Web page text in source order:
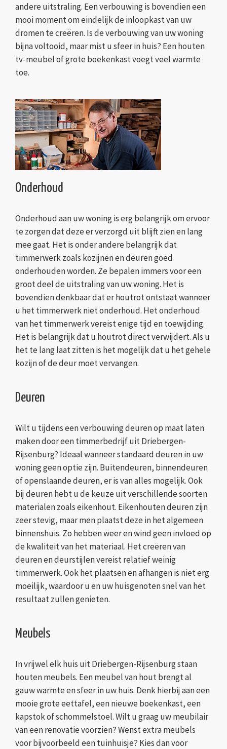
andere uitstraling. Een verbouwing is bovendien een
mooi moment om eindelijk de inloopkast van uw
dromen te creëren. Is de verbouwing van uw woning
bijna voltooid, maar mist u sfeer in huis? Een houten
tv-meubel of grote boekenkast voegt veel warmte
toe.
Onderhoud
Onderhoud aan uw woning is erg belangrijk om ervoor
te zorgen dat deze er verzorgd uit blijft zien en lang
mee gaat. Het is onder andere belangrijk dat
timmerwerk zoals kozijnen en deuren goed
onderhouden worden. Ze bepalen immers voor een
groot deel de uitstraling van uw woning. Het is
bovendien denkbaar dat er houtrot ontstaat wanneer
u het timmerwerk niet onderhoud. Het onderhoud
van het timmerwerk vereist enige tijd en toewijding.
Het is belangrijk dat u houtrot direct verwijdert. Als u
het te lang laat zitten is het mogelijk dat u het gehele
kozijn of de deur moet vervangen.
Deuren
Wilt u tijdens een verbouwing deuren op maat laten
maken door een timmerbedrijf uit Driebergen-
Rijsenburg? Ideaal wanneer standaard deuren in uw
woning geen optie zijn. Buitendeuren, binnendeuren
of openslaande deuren, er is van alles mogelijk. Ook
bij deuren hebt u de keuze uit verschillende soorten
materialen zoals eikenhout. Eikenhouten deuren zijn
zeer stevig, maar men plaatst deze in het algemeen
binnenshuis. Zo hebben weer en wind geen invloed op
de kwaliteit van het materiaal. Het creëren van
deuren en deurstijlen vereist relatief weinig
timmerwerk. Ook het plaatsen en afhangen is niet erg
moeilijk, waardoor u en uw huisgenoten snel van het
resultaat zullen genieten.
Meubels
In vrijwel elk huis uit Driebergen-Rijsenburg staan
houten meubels. Een meubel van hout brengt al
gauw warmte en sfeer in uw huis. Denk hierbij aan een
mooie grote eettafel, een nieuwe boekenkast, een
kapstok of schommelstoel. Wilt u graag uw meubilair
van een renovatie voorzien? Wenst extra meubels
voor bijvoorbeeld een tuinhuisje? Kies dan voor